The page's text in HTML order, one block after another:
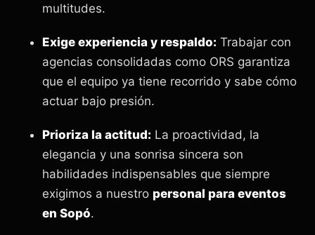
multitudes.
Exige experiencia y respaldo: Trabajar con
agencias consolidadas como ORS garantiza
que el equipo ya tiene recorrido y sabe cómo
actuar bajo presión.
Prioriza la actitud: La proactividad, la
elegancia y una sonrisa sincera son
habilidades indispensables que siempre
exigimos a nuestro personal para eventos
en Sopó.